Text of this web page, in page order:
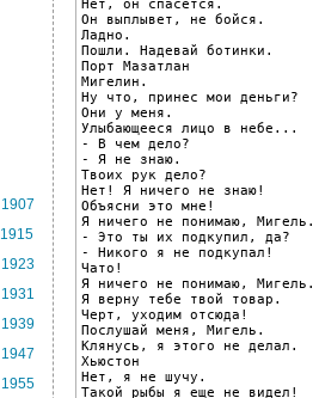
1907
1915
1923
1931
1939
1947
1955
Нет, он спасется.
Он выплывет, не бойся.
Ладно.
Пошли. Надевай ботинки.
Порт Мазатлан
Мигелин.
Ну что, принес мои деньги?
Они у меня.
Улыбающееся лицо в небе...
- В чем дело?
- Я не знаю.
Твоих рук дело?
Нет! Я ничего не знаю!
Объясни это мне!
Я ничего не понимаю, Мигель.
- Это ты их подкупил, да?
- Никого я не подкупал!
Чато!
Я ничего не понимаю, Мигель.
Я верну тебе твой товар.
Черт, уходим отсюда!
Послушай меня, Мигель.
Клянусь, я этого не делал.
Хьюстон
Нет, я не шучу.
Такой рыбы я еще не видел!